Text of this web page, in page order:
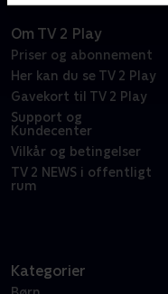
Om TV 2 Play
Priser og abonnement
Her kan du se TV 2 Play
Gavekort til TV 2 Play
Support og
Kundecenter
Vilkår og betingelser
TV 2 NEWS i offentligt
rum
Kategorier